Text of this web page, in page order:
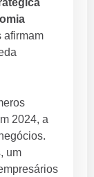
afirmam
2024, a
um